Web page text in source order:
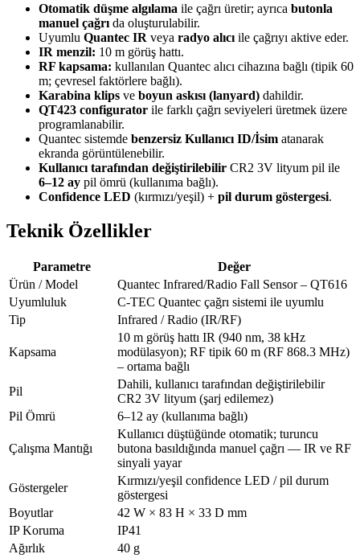
Otomatik düşme algılama ile çağrı üretir; ayrıca butonla
manuel çağrı da oluşturulabilir.
Uyumlu Quantec IR veya radyo alıcı ile çağrıyı aktive eder.
IR menzil: 10 m görüş hattı.
RF kapsama: kullanılan Quantec alıcı cihazına bağlı (tipik 60
m; çevresel faktörlere bağlı).
Karabina klips ve boyun askısı (lanyard) dahildir.
QT423 configurator ile farklı çağrı seviyeleri üretmek üzere
programlanabilir.
Quantec sistemde benzersiz Kullanıcı ID/İsim atanarak
ekranda görüntülenebilir.
Kullanıcı tarafından değiştirilebilir CR2 3V lityum pil ile
6–12 ay pil ömrü (kullanıma bağlı).
Confidence LED (kırmızı/yeşil) + pil durum göstergesi.
Teknik Özellikler
Parametre
Değer
Ürün / Model
Quantec Infrared/Radio Fall Sensor – QT616
Uyumluluk
C-TEC Quantec çağrı sistemi ile uyumlu
Tip
Infrared / Radio (IR/RF)
Kapsama
10 m görüş hattı IR (940 nm, 38 kHz
modülasyon); RF tipik 60 m (RF 868.3 MHz)
– ortama bağlı
Pil
Dahili, kullanıcı tarafından değiştirilebilir
CR2 3V lityum (şarj edilemez)
Pil Ömrü
6–12 ay (kullanıma bağlı)
Çalışma Mantığı
Kullanıcı düştüğünde otomatik; turuncu
butona basıldığında manuel çağrı — IR ve RF
sinyali yayar
Göstergeler
Kırmızı/yeşil confidence LED / pil durum
göstergesi
Boyutlar
42 W × 83 H × 33 D mm
IP Koruma
IP41
Ağırlık
40 g